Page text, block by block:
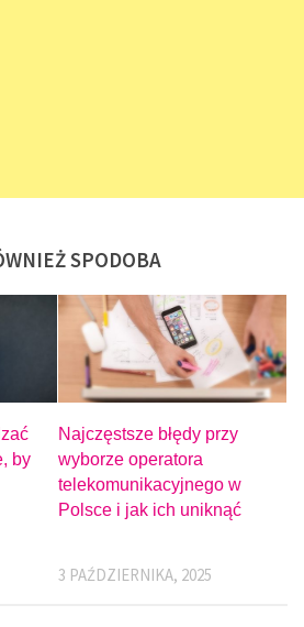
SPODOBA
by
Najczęstsze błędy przy
wyborze operatora
telekomunikacyjnego w
Polsce i jak ich uniknąć
3 PAŹDZIERNIKA, 2025